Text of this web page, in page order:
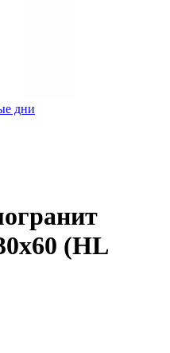
дни
(HL